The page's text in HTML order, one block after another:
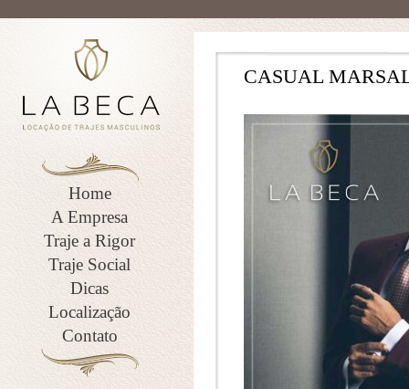
Home
A Empresa
Traje a Rigor
Traje Social
Dicas
Localização
Contato
CASUAL